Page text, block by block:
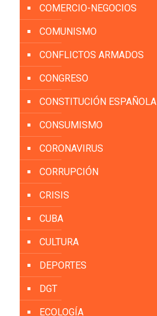
COMERCIO-NEGOCIOS
COMUNISMO
CONFLICTOS ARMADOS
CONGRESO
CONSTITUCIÓN ESPAÑOLA
CONSUMISMO
CORONAVIRUS
CORRUPCIÓN
CRISIS
CUBA
CULTURA
DEPORTES
DGT
ECOLOGÍA